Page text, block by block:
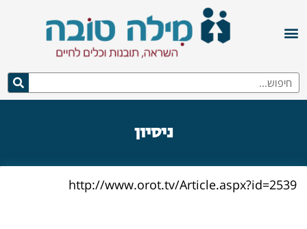
ניסיון
http://www.orot.tv/Article.aspx?id=2539